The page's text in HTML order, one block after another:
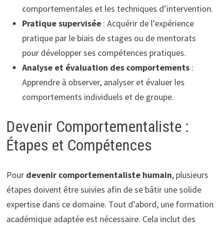
comportementales et les techniques d’intervention.
Pratique supervisée: Acquérir de l’expérience
pratique par le biais de stages ou de mentorats
pour développer ses compétences pratiques.
Analyse et évaluation des comportements:
Apprendre à observer, analyser et évaluer les
comportements individuels et de groupe.
Devenir Comportementaliste :
Étapes et Compétences
Pour devenir comportementaliste humain, plusieurs
étapes doivent être suivies afin de se bâtir une solide
expertise dans ce domaine. Tout d’abord, une formation
académique adaptée est nécessaire. Cela inclut des